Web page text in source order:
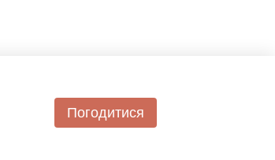
Погодитися